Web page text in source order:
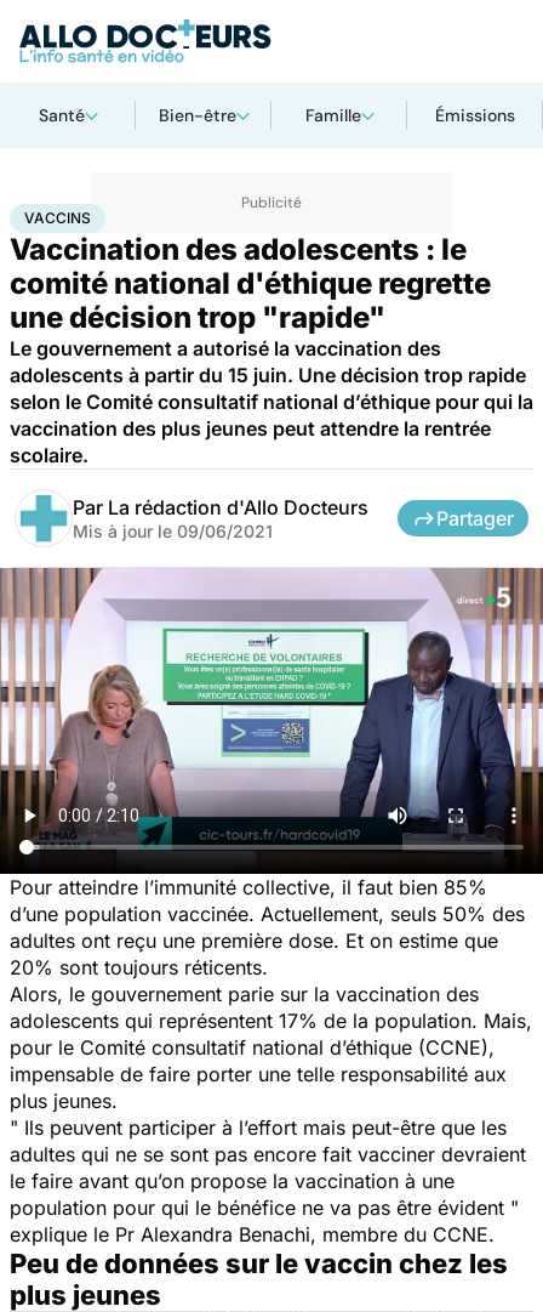
Santé Bien-être Famille Émissions
AccueilSanté Vaccins
VACCINS
Vaccination des adolescents : le
comité national d'éthique regrette
une décision trop "rapide"
Le gouvernement a autorisé la vaccination des
adolescents à partir du 15 juin. Une décision trop rapide
selon le Comité consultatif national d’éthique pour qui la
vaccination des plus jeunes peut attendre la rentrée
scolaire.
Par La rédaction d'Allo Docteurs
Mis à jour le 09/06/2021
Partager
Pour atteindre l’immunité collective, il faut bien 85%
d’une population vaccinée. Actuellement, seuls 50% des
adultes ont reçu une première dose. Et on estime que
20% sont toujours réticents.
Alors, le gouvernement parie sur la vaccination des
adolescents qui représentent 17% de la population. Mais,
pour le Comité consultatif national d’éthique (CCNE),
impensable de faire porter une telle responsabilité aux
plus jeunes.
" Ils peuvent participer à l’effort mais peut-être que les
adultes qui ne se sont pas encore fait vacciner devraient
le faire avant qu’on propose la vaccination à une
population pour qui le bénéfice ne va pas être évident "
explique le Pr Alexandra Benachi, membre du CCNE.
Peu de données sur le vaccin chez les
plus jeunes